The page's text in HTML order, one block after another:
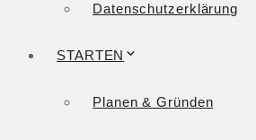
Datenschutzerklärung
STARTEN
Planen & Gründen